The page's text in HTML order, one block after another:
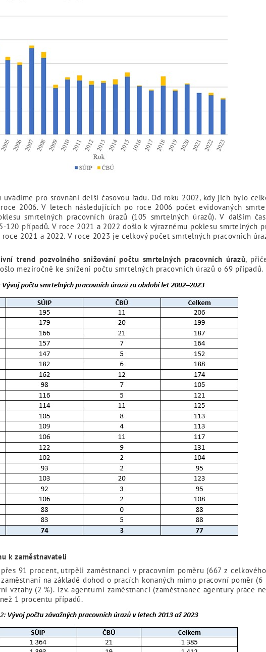
pro srovnání delší časovou řadu. Od roku 2002, kdy jich bylo
2006. V letech následujících po roce 2006 počet evidovaných
smrtelných pracovních úrazů (105 smrtelných úrazů). V dalším
případů. V roce 2021 a 2022 došlo k výraznému poklesu smrtelných
2021 a 2022. V roce 2023 je celkový počet smrtelných pracovních
trend pozvolného snižování počtu smrtelných pracovních úrazů,
meziročně ke snížení počtu smrtelných pracovních úrazů o 69 případů.
k zaměstnavateli
91 procent, utrpěli zaměstnanci v pracovním poměru (667 z
na základě dohod o pracích konaných mimo pracovní poměr (6
(2 %). Tzv. agenturní zaměstnanci (zaměstnanec agentury práce
1 procentu případů.